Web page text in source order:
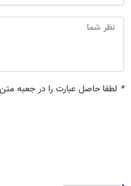
* لطفا حاصل عبارت را در جعبه متن